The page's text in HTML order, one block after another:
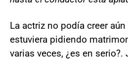
La actriz no podía creer
estuviera pidiendo
varias veces, ¿es en serio?.